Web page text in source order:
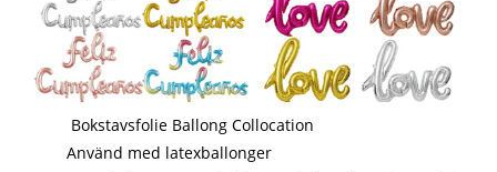
Bokstavsfolie Ballong Collocation
Använd med latexballonger